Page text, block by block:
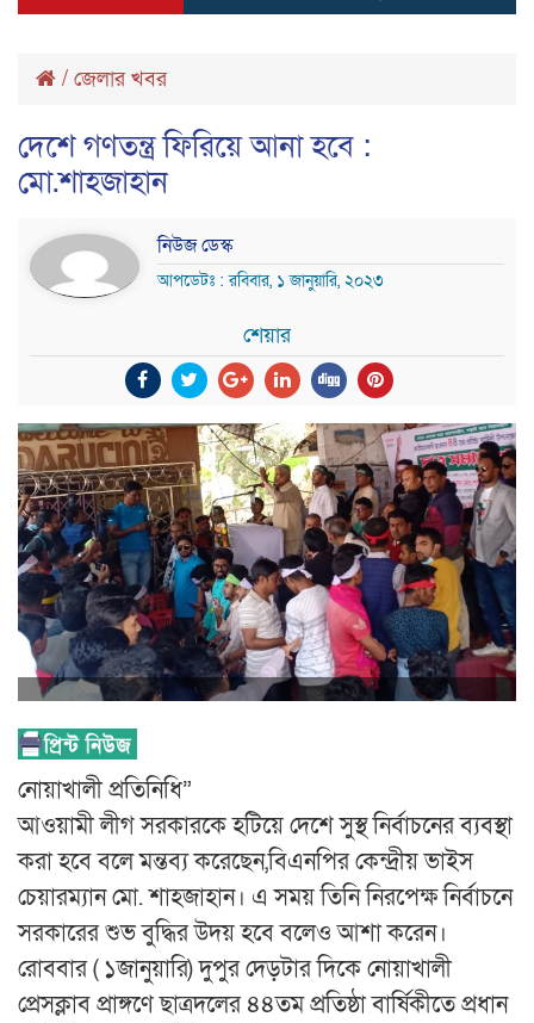
/ জেলার খবর
দেশে গণতন্ত্র ফিরিয়ে আনা হবে :
মো.শাহজাহান
নিউজ ডেস্ক
আপডেটঃ : রবিবার, ১ জানুয়ারি, ২০২৩
শেয়ার
নোয়াখালী প্রতিনিধি”
আওয়ামী লীগ সরকারকে হটিয়ে দেশে সুস্থ নির্বাচনের ব্যবস্থা
করা হবে বলে মন্তব্য করেছেন,বিএনপির কেন্দ্রীয় ভাইস
চেয়ারম্যান মো. শাহজাহান। এ সময় তিনি নিরপেক্ষ নির্বাচনে
সরকারের শুভ বুদ্ধির উদয় হবে বলেও আশা করেন।
রোববার ( ১জানুয়ারি) দুপুর দেড়টার দিকে নোয়াখালী
প্রেসক্লাব প্রাঙ্গণে ছাত্রদলের ৪৪তম প্রতিষ্ঠা বার্ষিকীতে প্রধান